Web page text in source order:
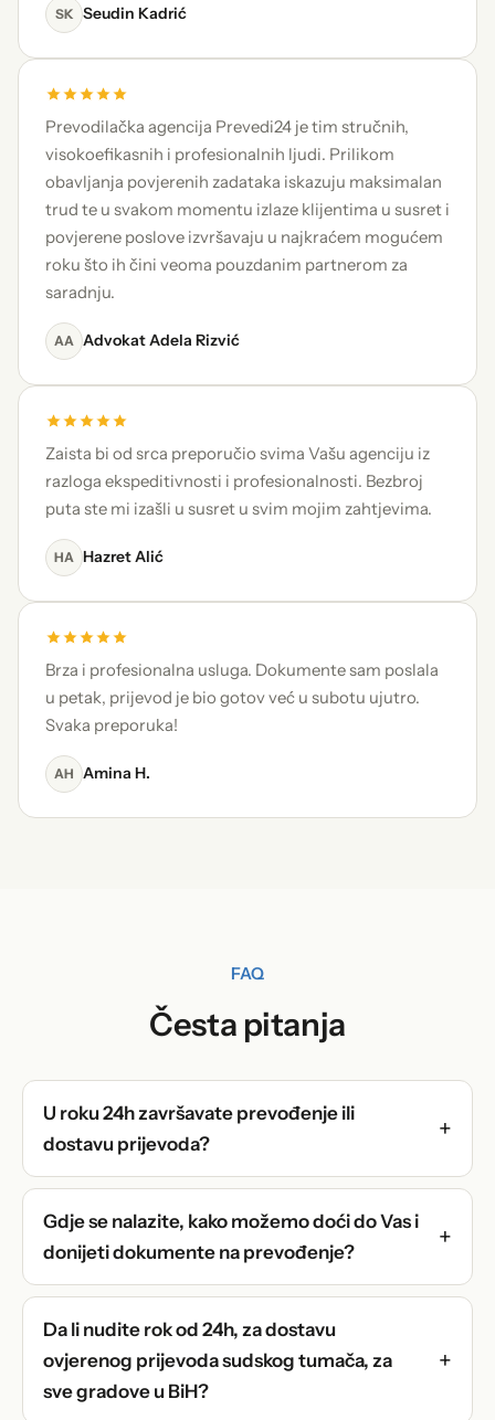
SK Seudin Kadrić
Prevodilačka agencija Prevedi24 je tim stručnih,
visokoefikasnih i profesionalnih ljudi. Prilikom
obavljanja povjerenih zadataka iskazuju maksimalan
trud te u svakom momentu izlaze klijentima u susret i
povjerene poslove izvršavaju u najkraćem mogućem
roku što ih čini veoma pouzdanim partnerom za
saradnju.
AA Advokat Adela Rizvić
Zaista bi od srca preporučio svima Vašu agenciju iz
razloga ekspeditivnosti i profesionalnosti. Bezbroj
puta ste mi izašli u susret u svim mojim zahtjevima.
HA Hazret Alić
Brza i profesionalna usluga. Dokumente sam poslala
u petak, prijevod je bio gotov već u subotu ujutro.
Svaka preporuka!
AH Amina H.
FAQ
Česta pitanja
U roku 24h završavate prevođenje ili
dostavu prijevoda?
Gdje se nalazite, kako možemo doći do Vas i
donijeti dokumente na prevođenje?
Da li nudite rok od 24h, za dostavu
ovjerenog prijevoda sudskog tumača, za
sve gradove u BiH?